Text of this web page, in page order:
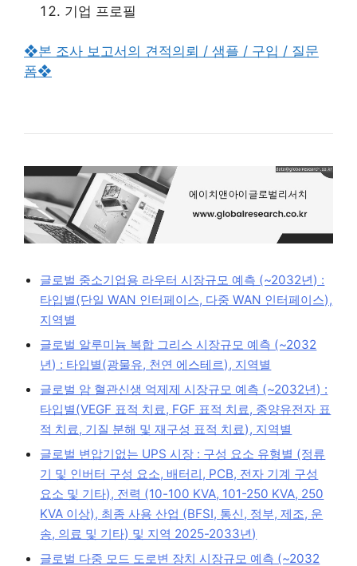
기업 프로필
❖본 조사 보고서의 견적의뢰 / 샘플 / 구입 / 질문
폼❖
글로벌 중소기업용 라우터 시장규모 예측 (~2032년) :
타입별(단일 WAN 인터페이스, 다중 WAN 인터페이스),
지역별
글로벌 알루미늄 복합 그리스 시장규모 예측 (~2032
년) : 타입별(광물유, 천연 에스테르), 지역별
글로벌 암 혈관신생 억제제 시장규모 예측 (~2032년) :
타입별(VEGF 표적 치료, FGF 표적 치료, 종양유전자 표
적 치료, 기질 분해 및 재구성 표적 치료), 지역별
글로벌 변압기없는 UPS 시장 : 구성 요소 유형별 (정류
기 및 인버터 구성 요소, 배터리, PCB, 전자 기계 구성
요소 및 기타), 전력 (10-100 KVA, 101-250 KVA, 250
KVA 이상), 최종 사용 산업 (BFSI, 통신, 정부, 제조, 운
송, 의료 및 기타) 및 지역 2025-2033년)
글로벌 다중 모드 도로변 장치 시장규모 예측 (~2032